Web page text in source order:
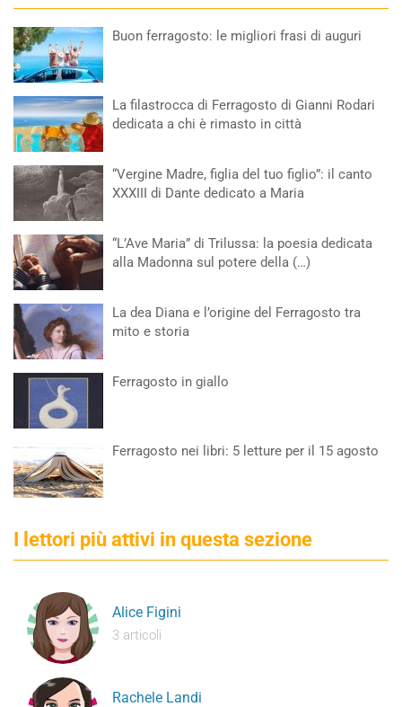
Buon ferragosto: le migliori frasi di auguri
La filastrocca di Ferragosto di Gianni Rodari
dedicata a chi è rimasto in città
“Vergine Madre, figlia del tuo figlio”: il canto
XXXIII di Dante dedicato a Maria
“L’Ave Maria” di Trilussa: la poesia dedicata
alla Madonna sul potere della (…)
La dea Diana e l’origine del Ferragosto tra
mito e storia
Ferragosto in giallo
Ferragosto nei libri: 5 letture per il 15 agosto
I lettori più attivi in questa sezione
Alice Figini
3 articoli
Rachele Landi